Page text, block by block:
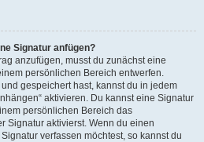
Signatur anfügen?
anzufügen, musst du zunächst eine
persönlichen Bereich entwerfen.
gespeichert hast, kannst du in jedem
aktivieren. Du kannst eine Signatur
persönlichen Bereich das
Signatur aktivierst. Wenn du einen
verfassen möchtest, so kannst du